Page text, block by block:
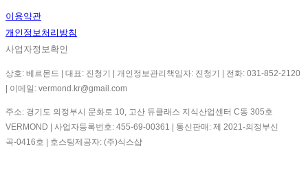
이용약관
개인정보처리방침
사업자정보확인
상호: 베르몬드 | 대표: 진청기 | 개인정보관리책임자: 진청기 | 전화: 031-852-2120
| 이메일: vermond.kr@gmail.com
주소: 경기도 의정부시 문화로 10, 고산 듀클래스 지식산업센터 C동 305호
VERMOND | 사업자등록번호: 455-69-00361 | 통신판매: 제 2021-의정부신
곡-0416호 | 호스팅제공자: (주)식스샵